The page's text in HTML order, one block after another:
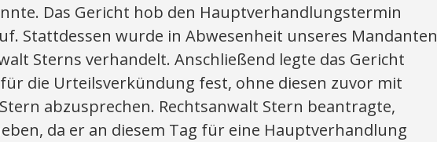
Das Gericht hob den Hauptverhandlungstermin
Stattdessen wurde in Abwesenheit unseres Mandanten
Sterns verhandelt. Anschließend legte das Gericht
die Urteilsverkündung fest, ohne diesen zuvor mit
abzusprechen. Rechtsanwalt Stern beantragte,
da er an diesem Tag für eine Hauptverhandlung